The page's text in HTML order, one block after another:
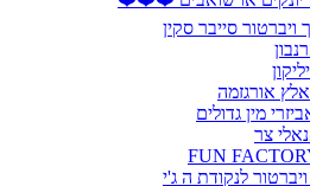
ויברטור סייבר סקין
אורגזמה
מין גדולים
צר